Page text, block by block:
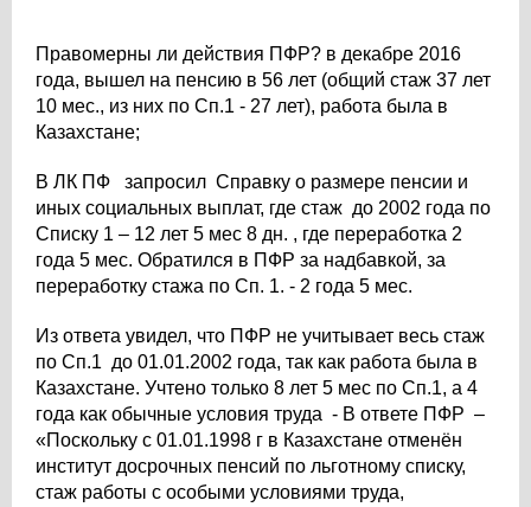
Правомерны ли действия ПФР? в декабре 2016
года, вышел на пенсию в 56 лет (общий стаж 37 лет
10 мес., из них по Сп.1 - 27 лет), работа была в
Казахстане;
В ЛК ПФ запросил Справку о размере пенсии и
иных социальных выплат, где стаж до 2002 года по
Списку 1 – 12 лет 5 мес 8 дн. , где переработка 2
года 5 мес. Обратился в ПФР за надбавкой, за
переработку стажа по Сп. 1. - 2 года 5 мес.
Из ответа увидел, что ПФР не учитывает весь стаж
по Сп.1 до 01.01.2002 года, так как работа была в
Казахстане. Учтено только 8 лет 5 мес по Сп.1, а 4
года как обычные условия труда - В ответе ПФР –
«Поскольку с 01.01.1998 г в Казахстане отменён
институт досрочных пенсий по льготному списку,
стаж работы с особыми условиями труда,